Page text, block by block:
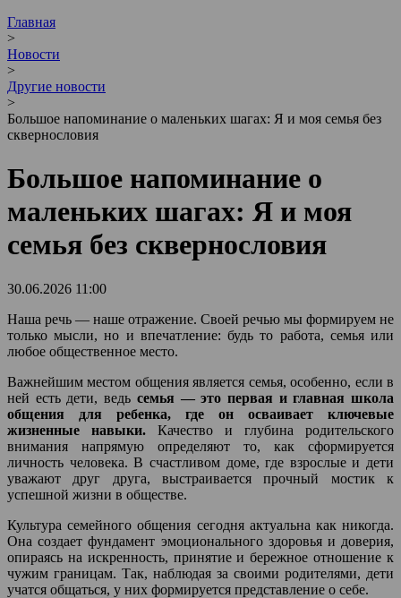
Главная
>
Новости
>
Другие новости
>
Большое напоминание о маленьких шагах: Я и моя семья без
сквернословия
Большое напоминание о
маленьких шагах: Я и моя
семья без сквернословия
30.06.2026 11:00
Наша речь — наше отражение. Своей речью мы формируем не
только мысли, но и впечатление: будь то работа, семья или
любое общественное место.
Важнейшим местом общения является семья, особенно, если в
ней есть дети, ведь семья — это первая и главная школа
общения для ребенка, где он осваивает ключевые
жизненные навыки. Качество и глубина родительского
внимания напрямую определяют то, как сформируется
личность человека. В счастливом доме, где взрослые и дети
уважают друг друга, выстраивается прочный мостик к
успешной жизни в обществе.
Культура семейного общения сегодня актуальна как никогда.
Она создает фундамент эмоционального здоровья и доверия,
опираясь на искренность, принятие и бережное отношение к
чужим границам. Так, наблюдая за своими родителями, дети
учатся общаться, у них формируется представление о себе.